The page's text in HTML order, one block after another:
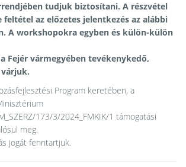
tudjuk biztosítani. A részvétel
az előzetes jelentkezés az alábbi
A workshopokra egyben és külön-külön
Fejér vármegyében tevékenykedő,
Program keretében, a
173/3/2024_FMKIK/1 támogatási
meg.
jogát fenntartjuk.